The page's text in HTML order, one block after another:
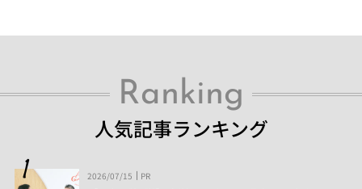
Ranking
人気記事ランキング
2026/07/15 PR